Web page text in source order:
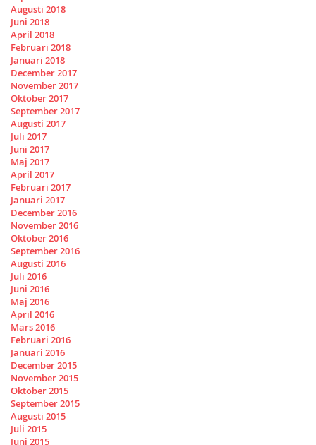
Augusti 2018
Juni 2018
April 2018
Februari 2018
Januari 2018
December 2017
November 2017
Oktober 2017
September 2017
Augusti 2017
Juli 2017
Juni 2017
Maj 2017
April 2017
Februari 2017
Januari 2017
December 2016
November 2016
Oktober 2016
September 2016
Augusti 2016
Juli 2016
Juni 2016
Maj 2016
April 2016
Mars 2016
Februari 2016
Januari 2016
December 2015
November 2015
Oktober 2015
September 2015
Augusti 2015
Juli 2015
Juni 2015